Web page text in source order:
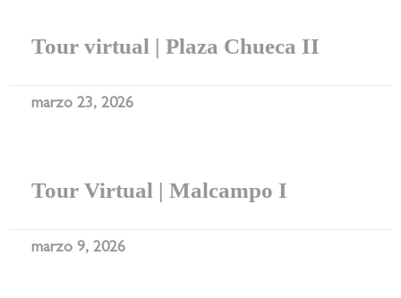
Tour virtual | Plaza Chueca II
marzo 23, 2026
Tour Virtual | Malcampo I
marzo 9, 2026